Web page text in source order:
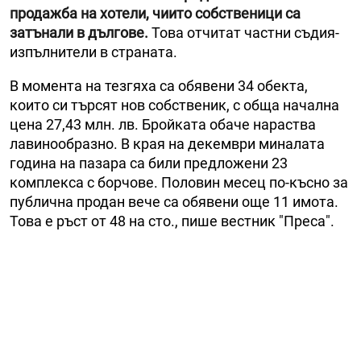
продажба на хотели, чиито собственици са
затънали в дългове. Това отчитат частни съдия-
изпълнители в страната.
В момента на тезгяха са обявени 34 обекта,
които си търсят нов собственик, с обща начална
цена 27,43 млн. лв. Бройката обаче нараства
лавинообразно. В края на декември миналата
година на пазара са били предложени 23
комплек­са с борчове. Половин месец по-късно за
публична продан вече са обявени още 11 имота.
Това е ръст от 48 на сто., пише вестник "Преса".